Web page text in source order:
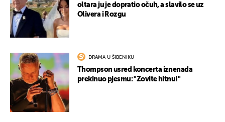
oltara ju je dopratio očuh, a slavilo se uz
Olivera i Rozgu
DRAMA U ŠIBENIKU
Thompson usred koncerta iznenada
prekinuo pjesmu: "Zovite hitnu!"